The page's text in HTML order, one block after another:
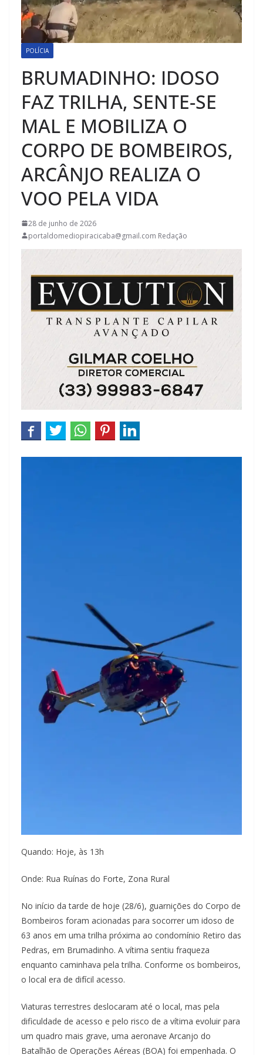
POLÍCIA
BRUMADINHO: IDOSO
FAZ TRILHA, SENTE-SE
MAL E MOBILIZA O
CORPO DE BOMBEIROS,
ARCÂNJO REALIZA O
VOO PELA VIDA
28 de junho de 2026
portaldomediopiracicaba@gmail.com Redação
Quando: Hoje, às 13h
Onde: Rua Ruínas do Forte, Zona Rural
No início da tarde de hoje (28/6), guarnições do Corpo de
Bombeiros foram acionadas para socorrer um idoso de
63 anos em uma trilha próxima ao condomínio Retiro das
Pedras, em Brumadinho. A vítima sentiu fraqueza
enquanto caminhava pela trilha. Conforme os bombeiros,
o local era de difícil acesso.
Viaturas terrestres deslocaram até o local, mas pela
dificuldade de acesso e pelo risco de a vítima evoluir para
um quadro mais grave, uma aeronave Arcanjo do
Batalhão de Operações Aéreas (BOA) foi empenhada. O